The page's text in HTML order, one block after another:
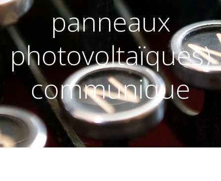
panneaux
photovoltaïques)
communique